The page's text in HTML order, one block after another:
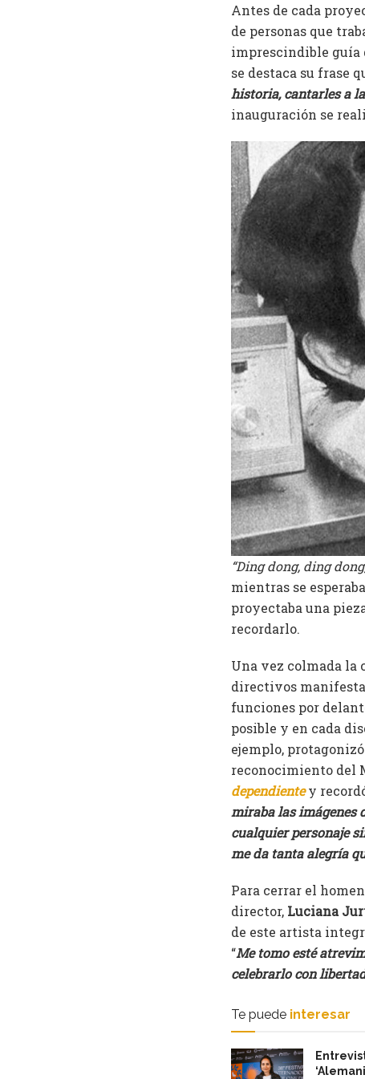
Antes de cada
de personas que
imprescindible guía
se destaca su frase
historia, cantarles a
inauguración se
“Ding dong, ding
mientras se
proyectaba una
recordarlo.
Una vez colmada la
directivos
funciones por
posible y en cada
ejemplo,
reconocimiento del
dependientey
miraba las imágenes
cualquier personaje
me da tanta alegría
Para cerrar el
director, Luciana
de este artista
“Me tomo esté
celebrarlo con
Te puede interesar